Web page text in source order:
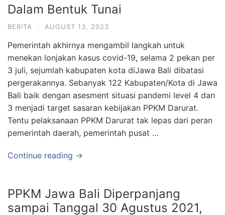
Dalam Bentuk Tunai
BERITA · AUGUST 13, 2023
Pemerintah akhirnya mengambil langkah untuk
menekan lonjakan kasus covid-19, selama 2 pekan per
3 juli, sejumlah kabupaten kota diJawa Bali dibatasi
pergerakannya. Sebanyak 122 Kabupaten/Kota di Jawa
Bali baik dengan asesment situasi pandemi level 4 dan
3 menjadi target sasaran kebijakan PPKM Darurat.
Tentu pelaksanaan PPKM Darurat tak lepas dari peran
pemerintah daerah, pemerintah pusat …
Continue reading →
PPKM Jawa Bali Diperpanjang
sampai Tanggal 30 Agustus 2021,